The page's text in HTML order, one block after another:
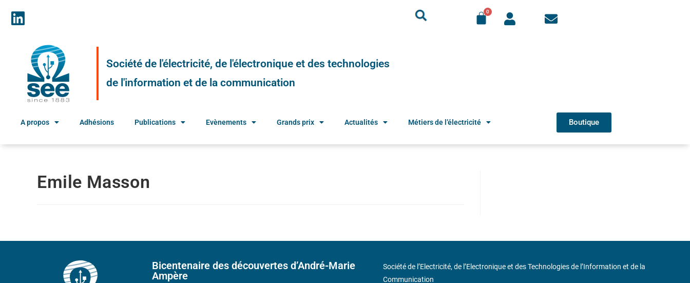
Société de l'électricité, de l'électronique et des technologies
de l'information et de la communication
A propos Adhésions Publications Evènements Grands prix Actualités Métiers de l’électricité Boutique
Emile Masson
Bicentenaire des découvertes d’André-Marie
Ampère
Société de l’Electricité, de l’Electronique et des Technologies de l’Information et de la
Communication